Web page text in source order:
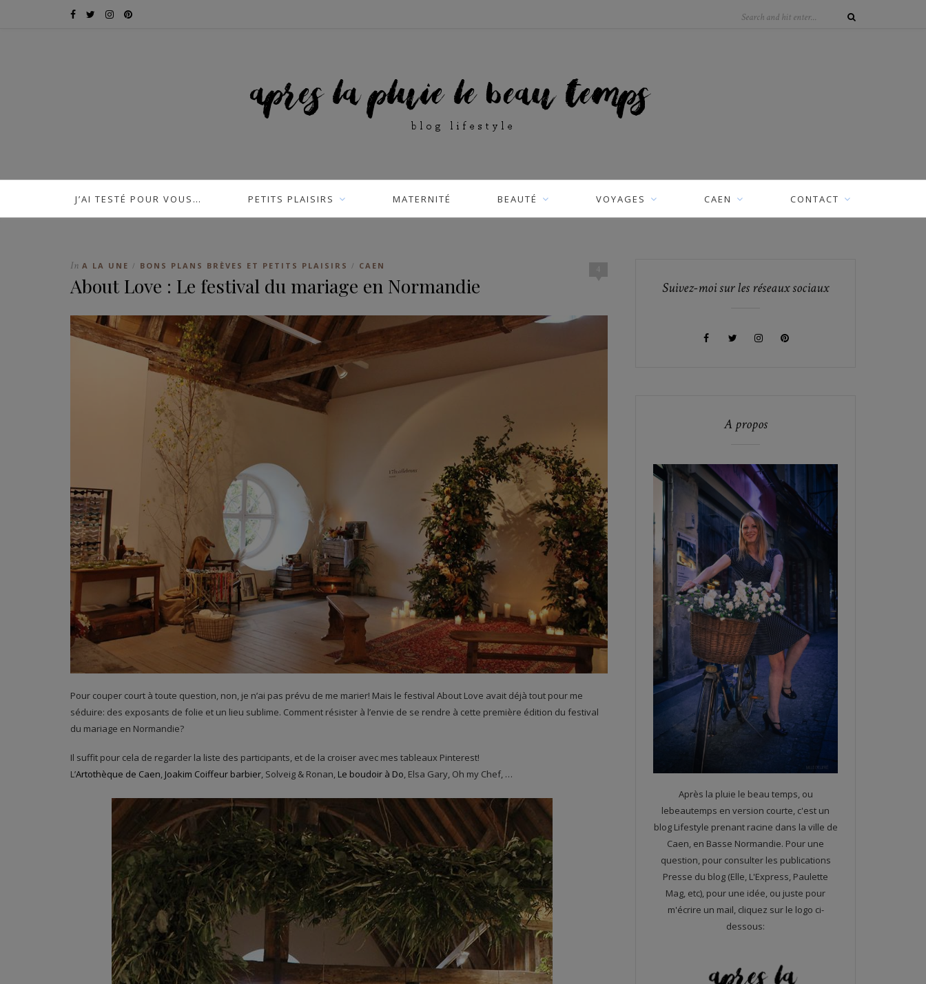
J’AI TESTÉ POUR VOUS… PETITS PLAISIRS MATERNITÉ BEAUTÉ VOYAGES CAEN CONTACT
4
In A LA UNE / BONS PLANS BRÈVES ET PETITS PLAISIRS / CAEN
About Love : Le festival du mariage en Normandie
Pour couper court à toute question, non, je n’ai pas prévu de me marier! Mais le festival About Love avait déjà tout pour me
séduire: des exposants de folie et un lieu sublime. Comment résister à l’envie de se rendre à cette première édition du festival
du mariage en Normandie?
Il suffit pour cela de regarder la liste des participants, et de la croiser avec mes tableaux Pinterest!
L’Artothèque de Caen, Joakim Coiffeur barbier, Solveig & Ronan, Le boudoir à Do, Elsa Gary, Oh my Chef, …
Suivez-moi sur les réseaux sociaux
A propos
Après la pluie le beau temps, ou
lebeautemps en version courte, c'est un
blog Lifestyle prenant racine dans la ville de
Caen, en Basse Normandie. Pour une
question, pour consulter les publications
Presse du blog (Elle, L'Express, Paulette
Mag, etc), pour une idée, ou juste pour
m'écrire un mail, cliquez sur le logo ci-
dessous: